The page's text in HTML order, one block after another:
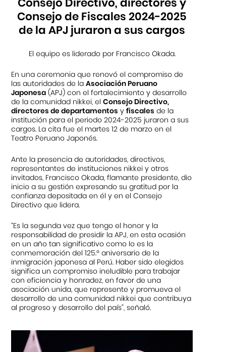
Consejo de Fiscales 2024-2025
de la APJ juraron a sus cargos
El equipo es liderado por Francisco Okada.
En una ceremonia que renovó el compromiso de
las autoridades de laAsociación Peruano
Japonesa (APJ) con el fortalecimiento y desarrollo
de la comunidad nikkei, elConsejo Directivo,
directores de departamentos yfiscales de la
institución para el periodo 2024-2025 juraron a sus
cargos. La cita fue el martes 12 de marzo en el
Teatro Peruano Japonés.
Ante la presencia de autoridades, directivos,
representantes de instituciones nikkei y otros
invitados, Francisco Okada, flamante presidente, dio
inicio a su gestión expresando su gratitud por la
confianza depositada en él y en el Consejo
Directivo que lidera.
“Es la segunda vez que tengo el honor y la
responsabilidad de presidir la APJ, en esta ocasión
en un año tan significativo como lo es la
conmemoración del 125.º aniversario de la
inmigración japonesa al Perú. Haber sido elegidos
significa un compromiso ineludible para trabajar
con eficiencia y honradez, en favor de una
asociación unida, que represente y promueva el
desarrollo de una comunidad nikkei que contribuya
al progreso y desarrollo del país”, señaló.